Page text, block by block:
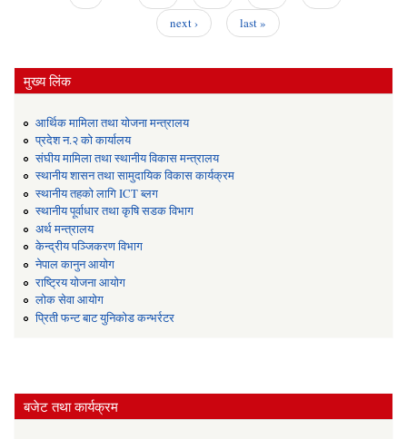
next ›
last »
मुख्य लिंक
आर्थिक मामिला तथा योजना मन्त्रालय
प्रदेश न.२ को कार्यालय
संघीय मामिला तथा स्थानीय विकास मन्त्रालय
स्थानीय शासन तथा सामुदायिक विकास कार्यक्रम
स्थानीय तहको लागि ICT ब्लग
स्थानीय पूर्वाधार तथा कृषि सडक विभाग
अर्थ मन्त्रालय
केन्द्रीय पञ्जिकरण विभाग
नेपाल कानुन आयोग
राष्ट्रिय योजना आयोग
लोक सेवा आयोग
प्रिती फन्ट बाट युनिकोड कन्भर्रटर
बजेट तथा कार्यक्रम